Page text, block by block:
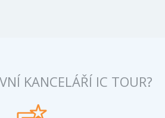
KANCELÁŘÍ IC TOUR?